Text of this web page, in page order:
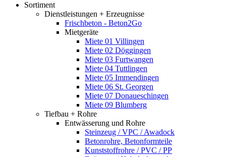
Sortiment
Dienstleistungen + Erzeugnisse
Frischbeton - Beton2Go
Mietgeräte
Miete 01 Villingen
Miete 02 Döggingen
Miete 03 Furtwangen
Miete 04 Tuttlingen
Miete 05 Immendingen
Miete 06 St. Georgen
Miete 07 Donaueschingen
Miete 09 Blumberg
Tiefbau + Rohre
Entwässerung und Rohre
Steinzeug / VPC / Awadock
Betonrohre, Betonformteile
Kunststoffrohre / PVC / PP